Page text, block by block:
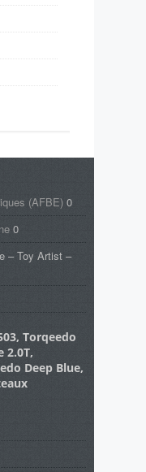
(AFBE) 0
0
– Toy Artist –
Torqeedo
2.0T,
Deep Blue,